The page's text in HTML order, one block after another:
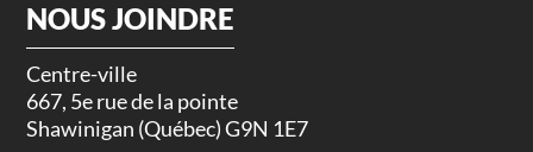
NOUS JOINDRE
Centre-ville
667, 5e rue de la pointe
Shawinigan (Québec) G9N 1E7